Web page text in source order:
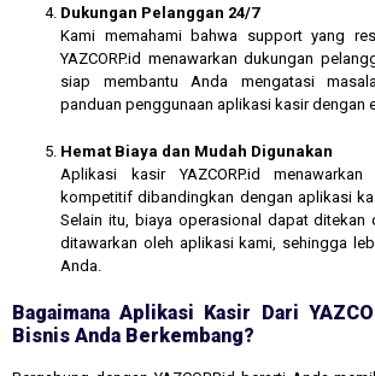
Dukungan Pelanggan 24/7
Kami memahami bahwa support yang
YAZCORP.id menawarkan dukungan
siap membantu Anda mengatasi
panduan penggunaan aplikasi kasir dengan
Hemat Biaya dan Mudah Digunakan
Aplikasi kasir YAZCORP.id
kompetitif dibandingkan dengan aplikasi
Selain itu, biaya operasional dapat ditekan
ditawarkan oleh aplikasi kami, sehingga
Anda.
Bagaimana Aplikasi Kasir Dari
Bisnis Anda Berkembang?